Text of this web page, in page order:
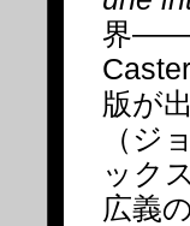
界――
版が
（ジ
ック
広義